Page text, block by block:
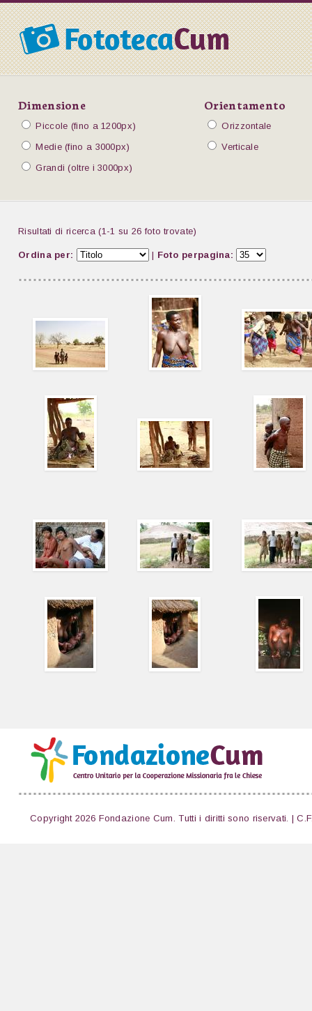
Dimensione Orientamento
Piccole (fino a 1200px)
Orizzontale
Medie (fino a 3000px)
Verticale
Grandi (oltre i 3000px)
Risultati di ricerca (1-1 su 26 foto trovate)
Ordina per: | Foto perpagina:
Copyright 2026 Fondazione Cum. Tutti i diritti sono riservati. |